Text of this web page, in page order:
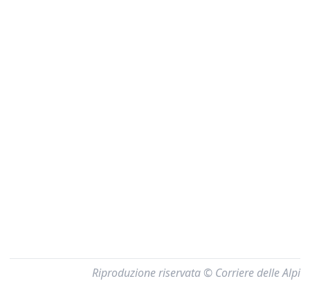
Riproduzione riservata © Corriere delle Alpi